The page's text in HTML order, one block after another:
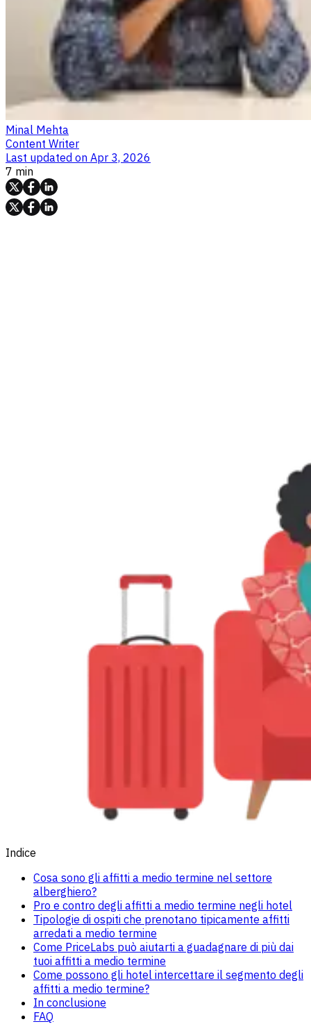
Minal Mehta
Content Writer
Last updated on Apr 3, 2026
7 min
Indice
Cosa sono gli affitti a medio termine nel settore
alberghiero?
Pro e contro degli affitti a medio termine negli hotel
Tipologie di ospiti che prenotano tipicamente affitti
arredati a medio termine
Come PriceLabs può aiutarti a guadagnare di più dai
tuoi affitti a medio termine
Come possono gli hotel intercettare il segmento degli
affitti a medio termine?
In conclusione
FAQ